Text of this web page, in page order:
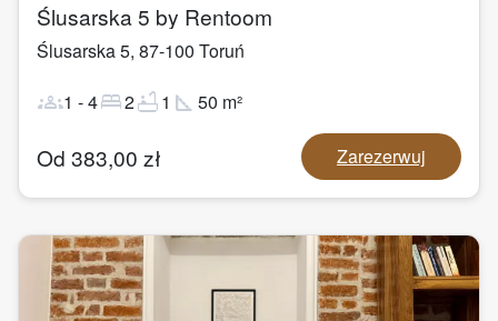
Ślusarska 5 by Rentoom
Ślusarska 5, 87-100 Toruń
groups1 -4bed2bathtub1 square_foot 50 m²
Od 383,00 zł Zarezerwuj